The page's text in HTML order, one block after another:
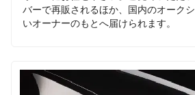
バーで再販されるほか、国内のオーク
いオーナーのもとへ届けられます。